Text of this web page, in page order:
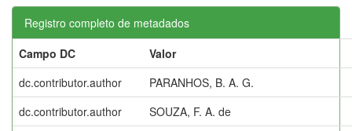
Registro completo de metadados
Campo DC
Valor
dc.contributor.author
PARANHOS, B. A. G.
dc.contributor.author
SOUZA, F. A. de